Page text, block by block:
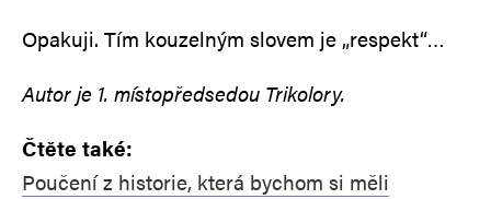
Opakuji. Tím kouzelným slovem je „respekt“…
Autor je 1. místopředsedou Trikolory.
Čtěte také:
Poučení z historie, která bychom si měli